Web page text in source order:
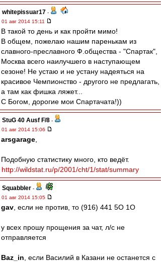
whitepissuar17 -
01 авг 2014 15:11
В такой то день и как пройти мимо!
В общем, пожелаю нашим паренькам из
славного-преславного Ф.общества - "Спартак",
Москва всего наилучшего в наступающем
сезоне! Не устаю и не устану надеяться на
красивое Чемпионство - другого не предлагать,
а там как фишка ляжет...
С Богом, дорогие мои Спартачата!))
StuG 40 Ausf F/8 -
01 авг 2014 15:06
arsgarage
Подобную статистику много, кто ведёт.
http://wildstat.ru/p/2001/cht/1/stat/summary
Squabbler -
01 авг 2014 15:05
gav , если не против, то (916) 441 5О 1О
у всех прошу прощения за чат, л/с не
отправляется
Baz_in , если Василий в Казани не останется с